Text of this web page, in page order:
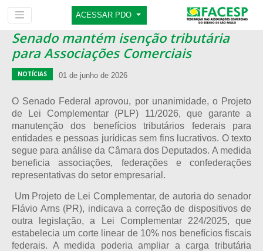
ACESSAR PDO
Senado mantém isenção tributária
para Associações Comerciais
NOTÍCIAS 01 de junho de 2026
O Senado Federal aprovou, por unanimidade, o Projeto
de Lei Complementar (PLP) 11/2026, que garante a
manutenção dos benefícios tributários federais para
entidades e pessoas jurídicas sem fins lucrativos. O texto
segue para análise da Câmara dos Deputados. A medida
beneficia associações, federações e confederações
representativas do setor empresarial.
Um Projeto de Lei Complementar, de autoria do senador
Flávio Arns (PR), indicava a correção de dispositivos de
outra legislação, a Lei Complementar 224/2025, que
estabelecia um corte linear de 10% nos benefícios fiscais
federais. A medida poderia ampliar a carga tributária